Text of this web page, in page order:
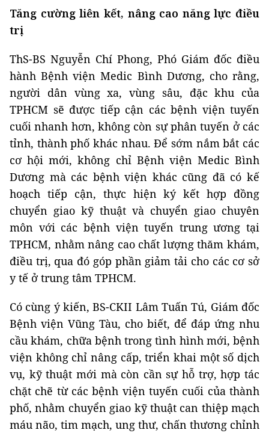
Tăng cường liên kết, nâng cao năng lực điều
trị
ThS-BS Nguyễn Chí Phong, Phó Giám đốc điều
hành Bệnh viện Medic Bình Dương, cho rằng,
người dân vùng xa, vùng sâu, đặc khu của
TPHCM sẽ được tiếp cận các bệnh viện tuyến
cuối nhanh hơn, không còn sự phân tuyến ở các
tỉnh, thành phố khác nhau. Để sớm nắm bắt các
cơ hội mới, không chỉ Bệnh viện Medic Bình
Dương mà các bệnh viện khác cũng đã có kế
hoạch tiếp cận, thực hiện ký kết hợp đồng
chuyển giao kỹ thuật và chuyển giao chuyên
môn với các bệnh viện tuyến trung ương tại
TPHCM, nhằm nâng cao chất lượng thăm khám,
điều trị, qua đó góp phần giảm tải cho các cơ sở
y tế ở trung tâm TPHCM.
Có cùng ý kiến, BS-CKII Lâm Tuấn Tú, Giám đốc
Bệnh viện Vũng Tàu, cho biết, để đáp ứng nhu
cầu khám, chữa bệnh trong tình hình mới, bệnh
viện không chỉ nâng cấp, triển khai một số dịch
vụ, kỹ thuật mới mà còn cần sự hỗ trợ, hợp tác
chặt chẽ từ các bệnh viện tuyến cuối của thành
phố, nhằm chuyển giao kỹ thuật can thiệp mạch
máu não, tim mạch, ung thư, chấn thương chỉnh